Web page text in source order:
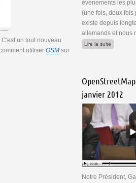
un tout nouveau
utiliser OSM sur
événements les
(une fois, deux fois
existe depuis
allemands et nous
Lire la suite
janvier 2012
Notre Président,